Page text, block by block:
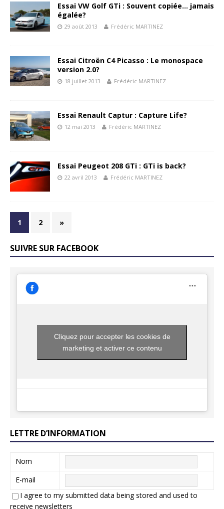
Essai VW Golf GTi : Souvent copiée… jamais
égalée?
29 août 2013 Frédéric MARTINEZ
Essai Citroën C4 Picasso : Le monospace
version 2.0?
18 juillet 2013 Frédéric MARTINEZ
Essai Renault Captur : Capture Life?
12 mai 2013 Frédéric MARTINEZ
Essai Peugeot 208 GTi : GTi is back?
22 avril 2013 Frédéric MARTINEZ
1 2 »
SUIVRE SUR FACEBOOK
Cliquez pour accepter les cookies de
marketing et activer ce contenu
LETTRE D’INFORMATION
Nom
E-mail
I agree to my submitted data being stored and used to
receive newsletters